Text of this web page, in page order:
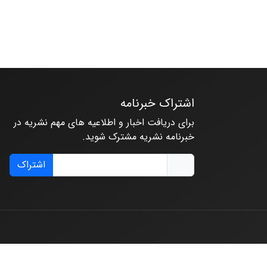
اشتراک خبرنامه
برای دریافت اخبار و اطلاعیه های مهم نشریه در
خبرنامه نشریه مشترک شوید.
اشتراک